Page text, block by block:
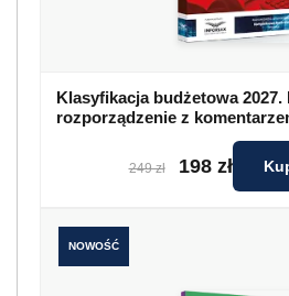
Klasyfikacja budżetowa 2027.
rozporządzenie z
249 zł 198 zł
NOWOŚĆ